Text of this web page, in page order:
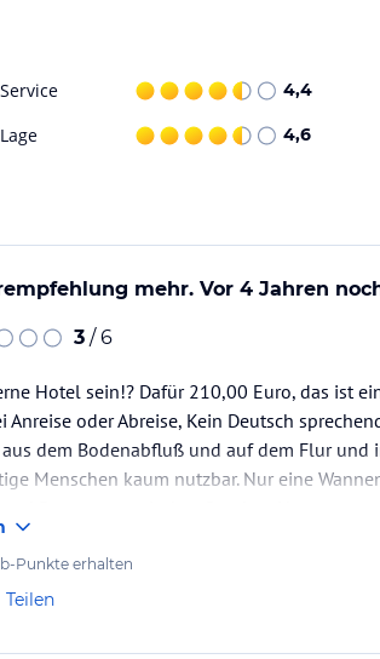
lesen Sie vor der Buchung die verbindlichen
Buchung die verbindlichen Angebotsdetails
Service 4,4
Lage 4,6
mehr. Vor 4 Jahren
3 / 6
Hotel sein!? Dafür 210,00 Euro, das ist
Anreise oder Abreise, Kein Deutsch
dem Bodenabfluß und auf dem Flur
Menschen kaum nutzbar. Nur eine
Punkte erhalten
Teilen